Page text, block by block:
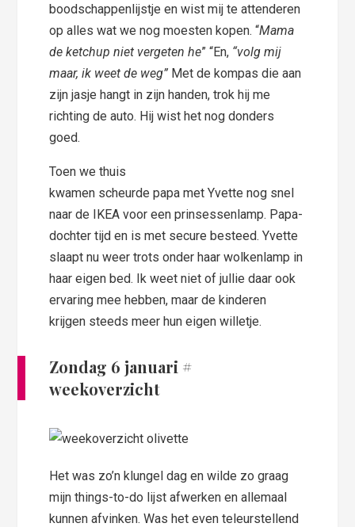
boodschappenlijstje en wist mij te attenderen
op alles wat we nog moesten kopen. “Mama
de ketchup niet vergeten he” “En, “volg mij
maar, ik weet de weg” Met de kompas die aan
zijn jasje hangt in zijn handen, trok hij me
richting de auto. Hij wist het nog donders
goed.
Toen we thuis
kwamen scheurde papa met Yvette nog snel
naar de IKEA voor een prinsessenlamp. Papa-
dochter tijd en is met secure besteed. Yvette
slaapt nu weer trots onder haar wolkenlamp in
haar eigen bed. Ik weet niet of jullie daar ook
ervaring mee hebben, maar de kinderen
krijgen steeds meer hun eigen willetje.
Zondag 6 januari #
weekoverzicht
Het was zo’n klungel dag en wilde zo graag
mijn things-to-do lijst afwerken en allemaal
kunnen afvinken. Was het even teleurstellend